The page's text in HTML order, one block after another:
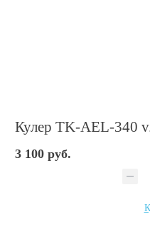
Кулер TK-AEL-340
3 100 руб.